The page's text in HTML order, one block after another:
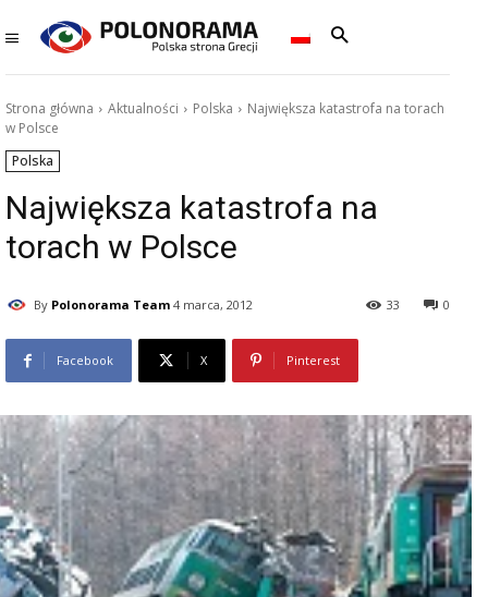
Strona główna Aktualności Polska
Największa katastrofa na torach
w Polsce
Polska
Największa katastrofa na
torach w Polsce
By Polonorama Team 4 marca, 2012 0
33
Facebook X Pinterest